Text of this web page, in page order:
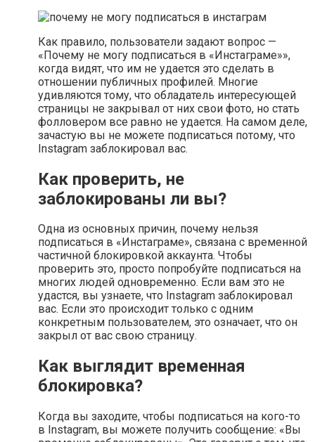
Как правило, пользователи задают вопрос —
«Почему не могу подписаться в «Инстаграме»»,
когда видят, что им не удается это сделать в
отношении публичных профилей. Многие
удивляются тому, что обладатель интересующей
страницы не закрывал от них свои фото, но стать
фолловером все равно не удается. На самом деле,
зачастую вы не можете подписаться потому, что
Instagram заблокировал вас.
Как проверить, не
заблокированы ли вы?
Одна из основных причин, почему нельзя
подписаться в «Инстаграме», связана с временной
частичной блокировкой аккаунта. Чтобы
проверить это, просто попробуйте подписаться на
многих людей одновременно. Если вам это не
удастся, вы узнаете, что Instagram заблокировал
вас. Если это происходит только с одним
конкретным пользователем, это означает, что он
закрыл от вас свою страницу.
Как выглядит временная
блокировка?
Когда вы заходите, чтобы подписаться на кого-то
в Instagram, вы можете получить сообщение: «Вы